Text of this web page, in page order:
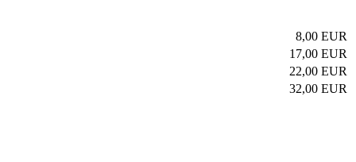
8,00 EUR
17,00 EUR
22,00 EUR
32,00 EUR